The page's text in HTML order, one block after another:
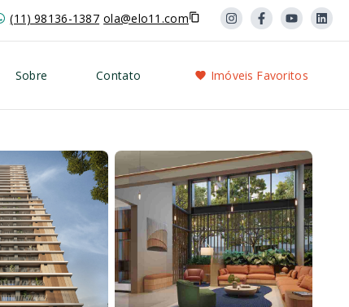
(11) 98136-1387 ola@elo11.com
Sobre Contato Imóveis Favoritos